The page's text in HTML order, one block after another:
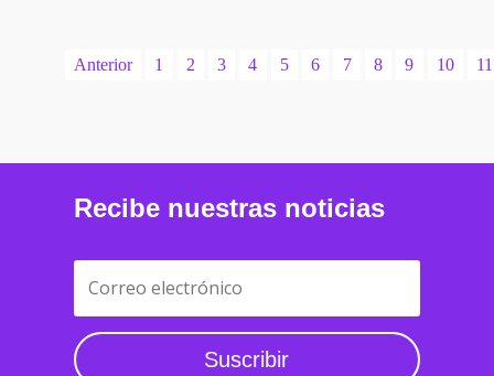
Anterior 1 2 3 4 5 6 7 8 9 10 11
Recibe nuestras noticias
Suscribir